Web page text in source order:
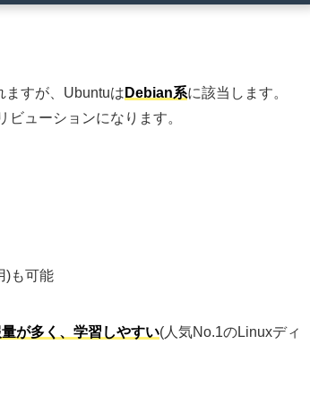
ますが、Ubuntuは Debian系に該当します。
ューションになります。
)も可能
が多く、学習しやすい(人気No.1のLinuxディ